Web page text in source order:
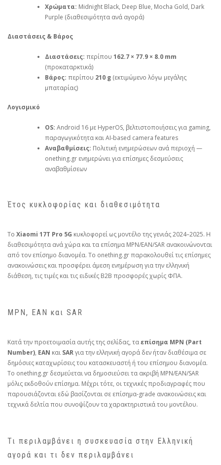
Χρώματα: Midnight Black, Deep Blue, Mocha Gold, Dark
Purple (διαθεσιμότητα ανά αγορά)
Διαστάσεις & Βάρος
Διαστάσεις: περίπου 162.7 × 77.9 × 8.0 mm
(προκαταρκτικά)
Βάρος: περίπου 210 g (εκτιμώμενο λόγω μεγάλης
μπαταρίας)
Λογισμικό
OS: Android 16 με HyperOS, βελτιστοποιήσεις για gaming,
παραγωγικότητα και AI‑based camera features
Αναβαθμίσεις: Πολιτική ενημερώσεων ανά περιοχή —
onething.gr ενημερώνει για επίσημες δεσμεύσεις
αναβαθμίσεων
Έτος κυκλοφορίας και διαθεσιμότητα
Το Xiaomi 17T Pro 5G κυκλοφορεί ως μοντέλο της γενιάς 2024–2025. Η
διαθεσιμότητα ανά χώρα και τα επίσημα MPN/EAN/SAR ανακοινώνονται
από τον επίσημο διανομέα. Το onething.gr παρακολουθεί τις επίσημες
ανακοινώσεις και προσφέρει άμεση ενημέρωση για την ελληνική
διάθεση, τις τιμές και τις ειδικές B2B προσφορές χωρίς ΦΠΑ.
MPN, EAN και SAR
Κατά την προετοιμασία αυτής της σελίδας, ταεπίσημα MPN (Part
Number), EAN και SARγια την ελληνική αγορά δεν ήταν διαθέσιμα σε
δημόσιες καταχωρίσεις του κατασκευαστή ή του επίσημου διανομέα.
Το onething.gr δεσμεύεται να δημοσιεύσει τα ακριβή MPN/EAN/SAR
μόλις εκδοθούν επίσημα. Μέχρι τότε, οι τεχνικές προδιαγραφές που
παρουσιάζονται εδώ βασίζονται σε επίσημα‑grade ανακοινώσεις και
τεχνικά δελτία που συνοψίζουν τα χαρακτηριστικά του μοντέλου.
Τι περιλαμβάνει η συσκευασία στην Ελληνική
αγορά και τι δεν περιλαμβάνει